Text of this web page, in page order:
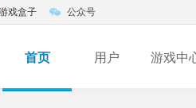
戏盒子 公众号
首页 用户 游戏中